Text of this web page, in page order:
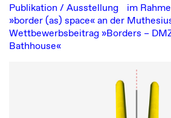
Publikation / Ausstellung im
»border (as) space« an der
Wettbewerbsbeitrag »Borders –
Bathhouse«